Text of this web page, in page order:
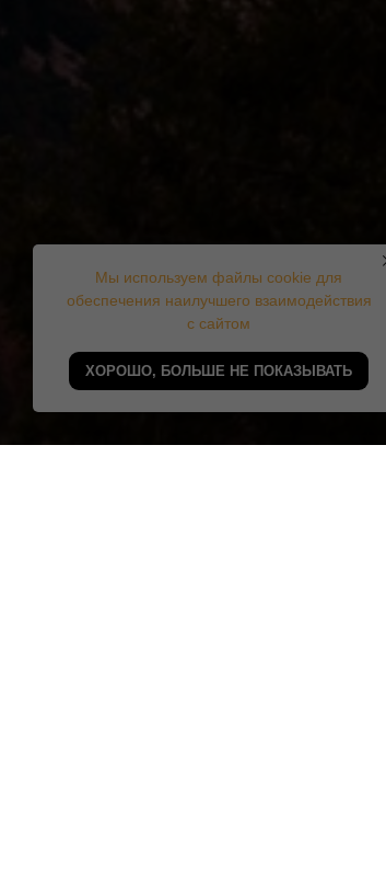
Мы используем файлы cookie для
обеспечения наилучшего взаимодействия
с сайтом
ХОРОШО, БОЛЬШЕ НЕ ПОКАЗЫВАТЬ